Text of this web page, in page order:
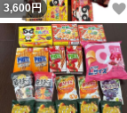
3,600円